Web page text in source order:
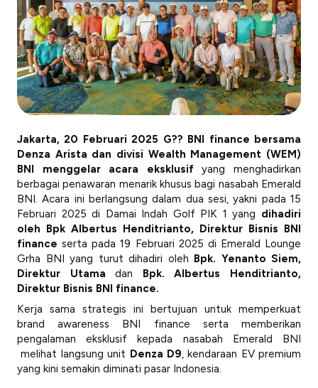
Jakarta, 20 Februari 2025 G?? BNI finance bersama
Denza Arista dan divisi Wealth Management (WEM)
BNI menggelar acara eksklusifyang menghadirkan
berbagai penawaran menarik khusus bagi nasabah Emerald
BNI. Acara ini berlangsung dalam dua sesi, yakni pada 15
Februari 2025 di Damai Indah Golf PIK 1 yang dihadiri
oleh Bpk Albertus Henditrianto, Direktur Bisnis BNI
financeserta pada 19 Februari 2025 di Emerald Lounge
Grha BNI yang turut dihadiri oleh Bpk. Yenanto Siem,
Direktur Utamadan Bpk. Albertus Henditrianto,
Direktur Bisnis BNI finance.
Kerja sama strategis ini bertujuan untuk memperkuat
brand
awareness BNI finance serta memberikan
pengalaman eksklusif kepada nasabah Emerald BNI
melihat langsung unit Denza D9, kendaraan EV premium
yang kini semakin diminati pasar Indonesia.